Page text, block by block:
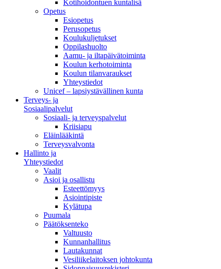
Kotihoidontuen kuntalisä
Opetus
Esiopetus
Perusopetus
Koulukuljetukset
Oppilashuolto
Aamu- ja iltapäivätoiminta
Koulun kerhotoiminta
Koulun tilanvaraukset
Yhteystiedot
Unicef – lapsiystävällinen kunta
Terveys- ja
Sosiaalipalvelut
Sosiaali- ja terveyspalvelut
Kriisiapu
Eläinlääkintä
Terveysvalvonta
Hallinto ja
Yhteystiedot
Vaalit
Asioi ja osallistu
Esteettömyys
Asiointipiste
Kylätupa
Puumala
Päätöksenteko
Valtuusto
Kunnanhallitus
Lautakunnat
Vesiliikelaitoksen johtokunta